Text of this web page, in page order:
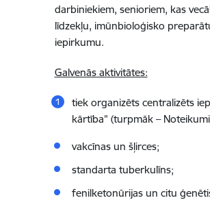
darbiniekiem, senioriem, kas
līdzekļu, imūnbioloģisko
iepirkumu.
Galvenās aktivitātes:
tiek organizēts centralizēts
kārtība” (turpmāk –
vakcīnas un šļirces;
standarta tuberkulīns;
fenilketonūrijas un citu